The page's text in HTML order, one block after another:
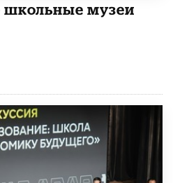
школьные музеи